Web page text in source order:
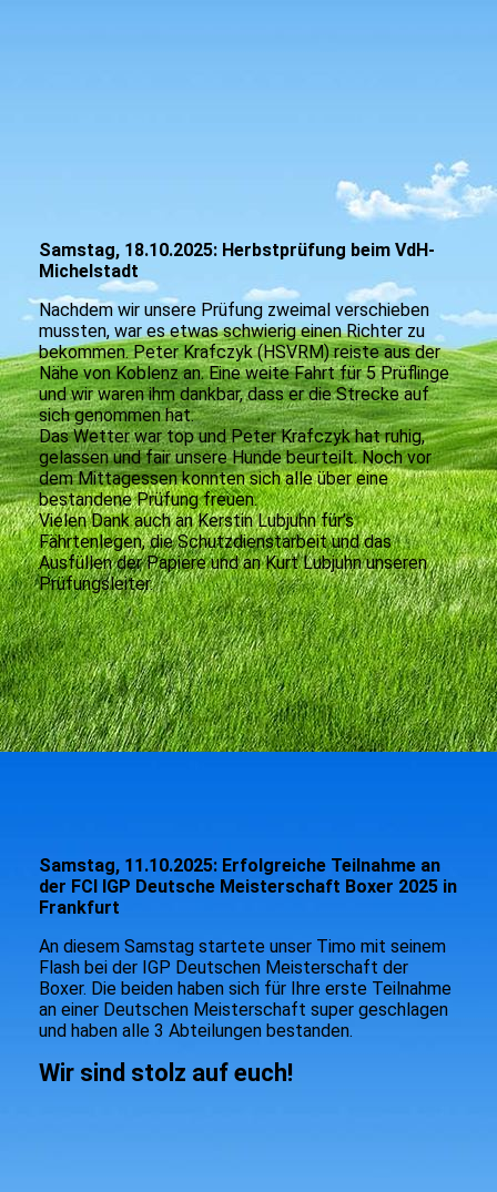
Samstag, 18.10.2025: Herbstprüfung beim VdH-
Michelstadt
Nachdem wir unsere Prüfung zweimal verschieben
mussten, war es etwas schwierig einen Richter zu
bekommen. Peter Krafczyk (HSVRM) reiste aus der
Nähe von Koblenz an. Eine weite Fahrt für 5 Prüflinge
und wir waren ihm dankbar, dass er die Strecke auf
sich genommen hat.
Das Wetter war top und Peter Krafczyk hat ruhig,
gelassen und fair unsere Hunde beurteilt. Noch vor
dem Mittagessen konnten sich alle über eine
bestandene Prüfung freuen.
Vielen Dank auch an Kerstin Lubjuhn für’s
Fährtenlegen, die Schutzdienstarbeit und das
Ausfüllen der Papiere und an Kurt Lubjuhn unseren
Prüfungsleiter.
ergebnis
Herbstpruefung_2025_1
Herbstpruefung_2025_2
Samstag, 11.10.2025: Erfolgreiche Teilnahme an
der FCI IGP Deutsche Meisterschaft Boxer 2025 in
Frankfurt
An diesem Samstag startete unser Timo mit seinem
Flash bei der IGP Deutschen Meisterschaft der
Boxer. Die beiden haben sich für Ihre erste Teilnahme
an einer Deutschen Meisterschaft super geschlagen
und haben alle 3 Abteilungen bestanden.
Wir sind stolz auf euch!